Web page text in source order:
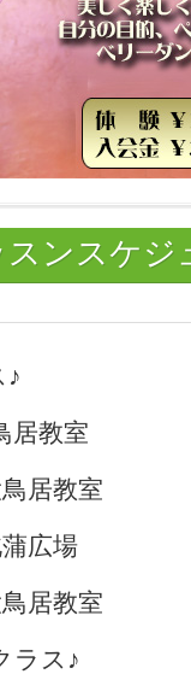
ンスケジ
♪
居教室
居教室
広場
居教室
ラス♪